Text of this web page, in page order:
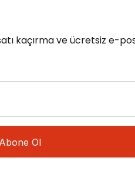
kaçırma ve ücretsiz e-